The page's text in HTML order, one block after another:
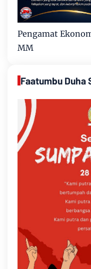
Pengamat
MM
Faatumbu Duha